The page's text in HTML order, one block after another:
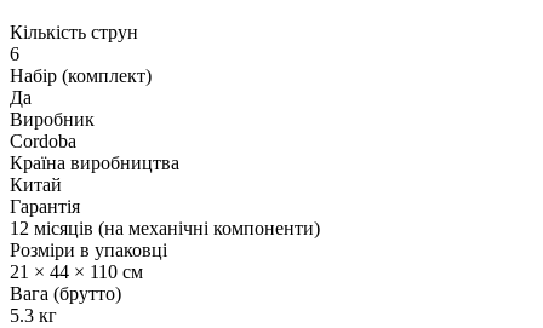
Кількість струн
6
Набір (комплект)
Да
Виробник
Cordoba
Країна виробництва
Китай
Гарантія
12 місяців (на механічні компоненти)
Розміри в упаковці
21 × 44 × 110 см
Вага (брутто)
5.3 кг